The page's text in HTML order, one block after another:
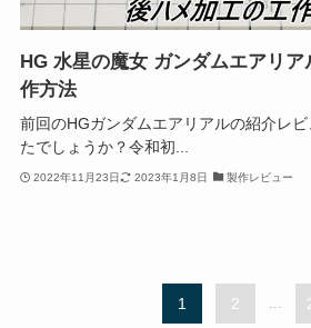
HG 水星の魔女 ガンダムエアリ
作方法
前回のHGガンダムエアリアルの紹介レ
たでしょうか？令和初...
2022年11月23日 2023年1月8日 製作レビュー
1 2 ...